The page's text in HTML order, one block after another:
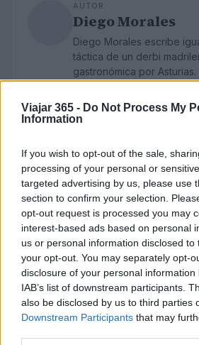
Viajar 365 - Do Not Process My
Information
If you wish to opt-out of the sale,
processing of your personal or
targeted advertising by us, please use
section to confirm your selection.
opt-out request is processed you may
interest-based ads based on personal
us or personal information disclosed
your opt-out. You may separately opt-
disclosure of your personal
IAB’s list of downstream participants.
also be disclosed by us to third parties
Downstream Participants that may
AUTOR
Diego Morales
Diego Morales escribe
táctica de un derbi
gastronómica por
con itinerario real.